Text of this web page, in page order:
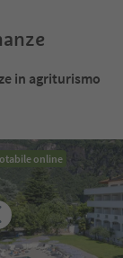
in agriturismo
online